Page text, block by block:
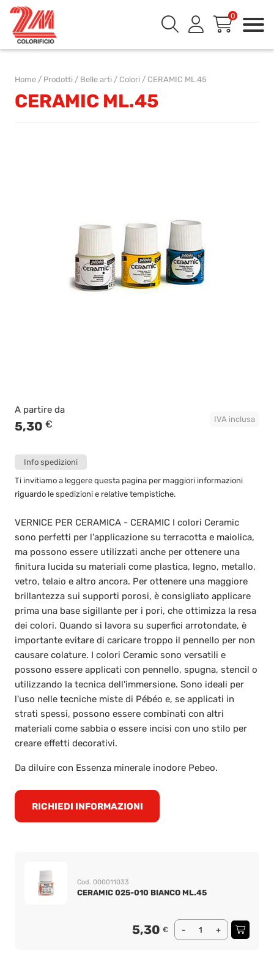
0
Home / Prodotti / Belle arti / Colori / CERAMIC ML.45
CERAMIC ML.45
A partire da
5,30 € IVA inclusa
Info spedizioni
Ti invitiamo a leggere questa pagina per maggiori informazioni
riguardo le spedizioni e relative tempistiche.
VERNICE PER CERAMICA - CERAMIC I colori Ceramic
sono perfetti per l'applicazione su terracotta e maiolica,
ma possono essere utilizzati anche per ottenere una
finitura lucida su materiali come plastica, legno, metallo,
vetro, telaio e altro ancora. Per ottenere una maggiore
brillantezza sui supporti porosi, è consigliato applicare
prima una base sigillante per i pori, che ottimizza la resa
dei colori. Quando si lavora su superfici arrotondate, è
importante evitare di caricare troppo il pennello per non
causare colature. I colori Ceramic sono versatili e
possono essere applicati con pennello, spugna, stencil o
utilizzando la tecnica dell'immersione. Sono ideali per
l'uso nelle tecniche miste di Pébéo e, se applicati in
strati spessi, possono essere combinati con altri
materiali come sabbia o essere incisi con uno stilo per
creare effetti decorativi.
Da diluire con Essenza minerale inodore Pebeo.
RICHIEDI INFORMAZIONI
Cod. 000011033
CERAMIC 025-010 BIANCO ML.45
5,30 € - +